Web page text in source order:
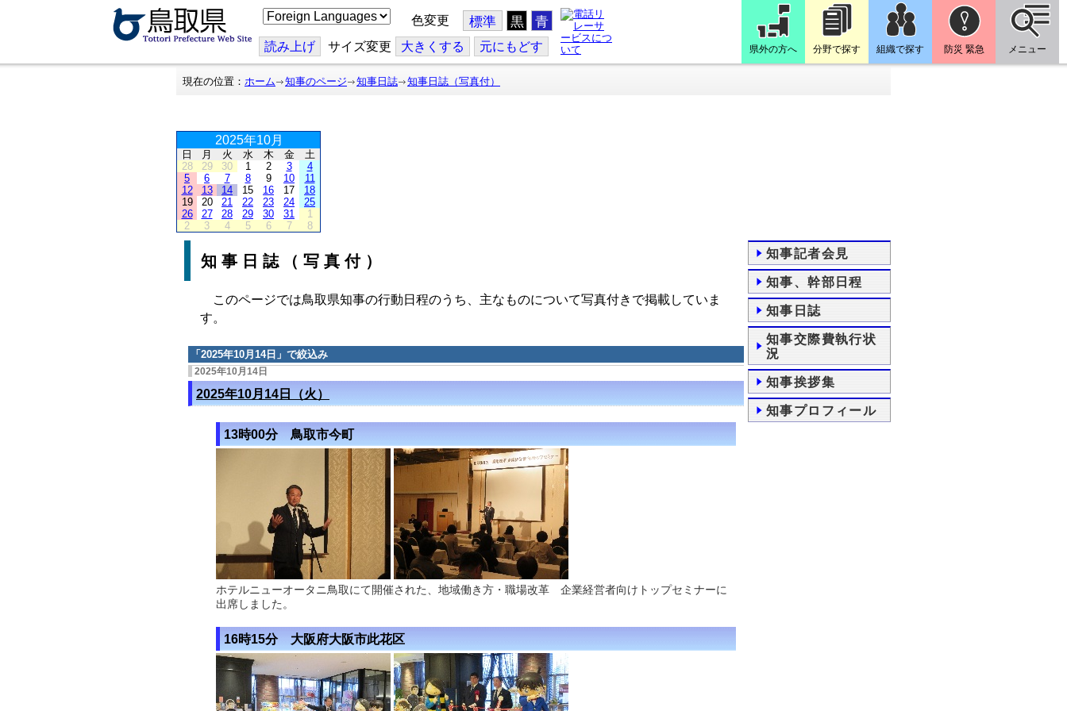
こ
の
ジ
を
翻
色変更 標準 黒 青
読み上げ サイズ変更 大きくする 元にもどす 県外の方へ 分野で探す 組織で探す 防災 緊急 メニュー
現在の位置： ホーム 知事のページ 知事日誌 知事日誌（写真付）
2025年10月
日 月 火 水 木 金
土
28
29 30 1 2 3
4
5
6 7 8 9 10
11
12
13 14 15 16 17
18
19
20 21 22 23 24
25
26
27 28 29 30 31
1
2
3 4 5 6 7 8
知事日誌（写真付）
このページでは鳥取県知事の行動日程のうち、主なものについて写真付きで掲載していま
す。
「 2025年10月14日 」で絞込み
2025年10月14日
2025年10月14日（火）
13時00分 鳥取市今町
ホテルニューオータニ鳥取にて開催された、地域働き方・職場改革 企業経営者向けトップセミナーに
出席しました。
16時15分 大阪府大阪市此花区
知事記者会見
知事、幹部日程
知事日誌
知事交際費執行状
況
知事挨拶集
知事プロフィール